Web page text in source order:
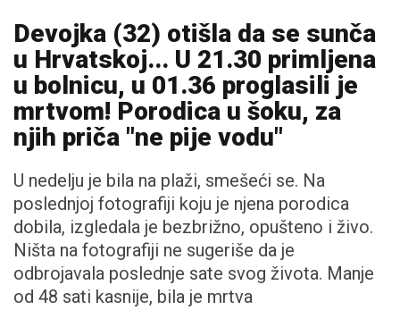
Devojka (32) otišla da se sunča
u Hrvatskoj... U 21.30 primljena
u bolnicu, u 01.36 proglasili je
mrtvom! Porodica u šoku, za
njih priča "ne pije vodu"
U nedelju je bila na plaži, smešeći se. Na
poslednjoj fotografiji koju je njena porodica
dobila, izgledala je bezbrižno, opušteno i živo.
Ništa na fotografiji ne sugeriše da je
odbrojavala poslednje sate svog života. Manje
od 48 sati kasnije, bila je mrtva